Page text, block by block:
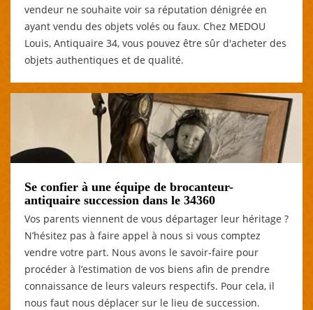
vendeur ne souhaite voir sa réputation dénigrée en
ayant vendu des objets volés ou faux. Chez MEDOU
Louis, Antiquaire 34, vous pouvez être sûr d'acheter des
objets authentiques et de qualité.
Se confier à une équipe de brocanteur-
antiquaire succession dans le 34360
Vos parents viennent de vous départager leur héritage ?
N’hésitez pas à faire appel à nous si vous comptez
vendre votre part. Nous avons le savoir-faire pour
procéder à l’estimation de vos biens afin de prendre
connaissance de leurs valeurs respectifs. Pour cela, il
nous faut nous déplacer sur le lieu de succession.